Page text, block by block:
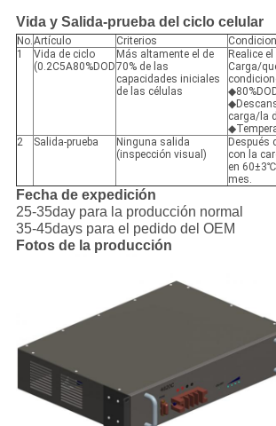
Vida y Salida-prueba del ciclo celular
No.Artículo Criterios
1
Vida de ciclo
(0.2C5A80%DOD
Más altamente el de
70% de las
capacidades iniciales
de las células
Realice
Carga/
carga/la
2
Salida-prueba
Ninguna salida
(inspección visual)
Después
con la
en
mes.
Fecha de expedición
25-35day para la producción normal
35-45days para el pedido del OEM
Fotos de la producción